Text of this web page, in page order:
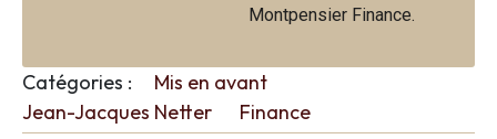
Montpensier Finance.
Catégories :
Mis en avant
Jean-Jacques Netter
Finance